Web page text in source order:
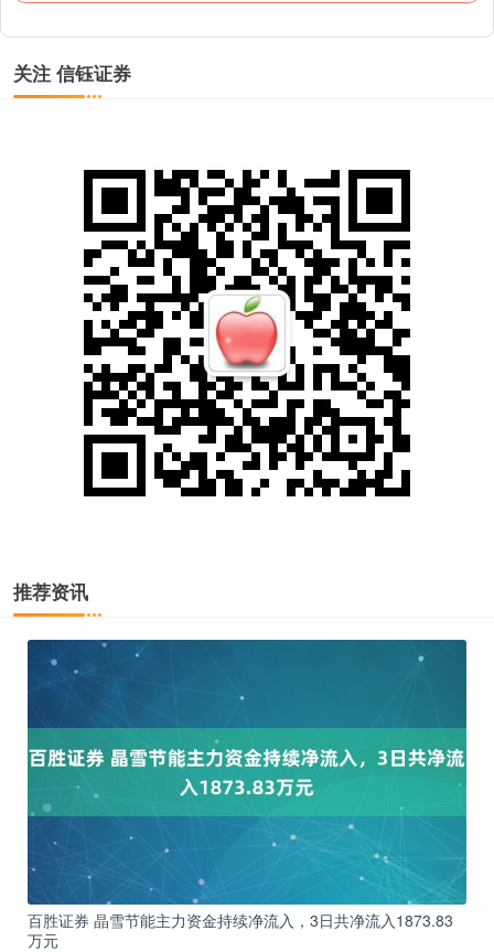
关注 信钰证券
推荐资讯
百胜证券 晶雪节能主力资金持续净流入，3日共净流入1873.83
万元